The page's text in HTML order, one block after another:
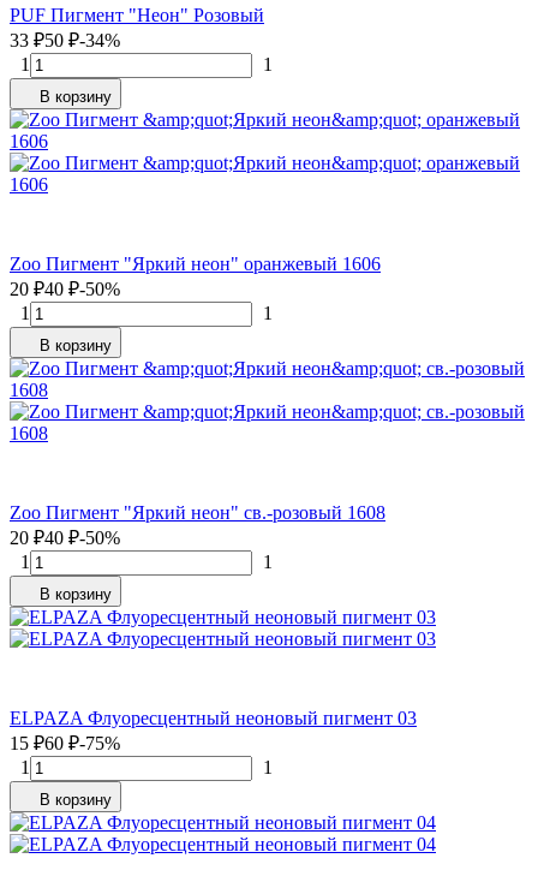
PUF Пигмент "Неон" Розовый
33 ₽50 ₽-34%
1
1
В корзину
Zoo Пигмент "Яркий неон" оранжевый 1606
20 ₽40 ₽-50%
1
1
В корзину
Zoo Пигмент "Яркий неон" св.-розовый 1608
20 ₽40 ₽-50%
1
1
В корзину
ELPAZA Флуоресцентный неоновый пигмент 03
15 ₽60 ₽-75%
1
1
В корзину